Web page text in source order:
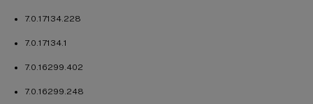
7.0.17134.228
7.0.17134.1
7.0.16299.402
7.0.16299.248